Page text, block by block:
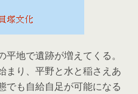
地で遺跡が増えてくる。
まり、平野と水と稲さえあ
でも自給自足が可能になる